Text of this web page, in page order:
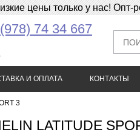
цены только у нас! Опт-
74 34 667
И ОПЛАТА КОНТАКТЫ
3
LATITUDE